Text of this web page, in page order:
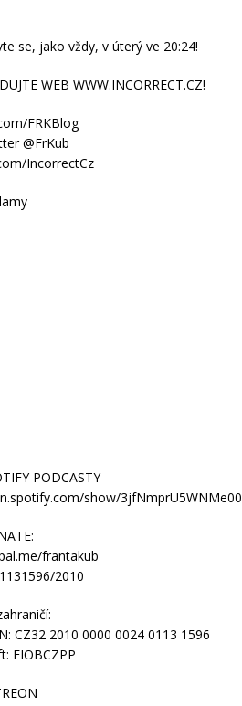
se, jako vždy, v úterý ve 20:24!
WEB WWW.INCORRECT.CZ!
FRKBlog
@FrKub
IncorrectCz
PODCASTY
show/
frantakub
2010
CZ32 2010 0000 0024 0113 1596
FIOBCZPP